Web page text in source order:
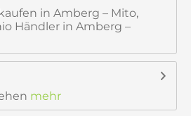
in Amberg – Mito,
Händler in Amberg –
mehr